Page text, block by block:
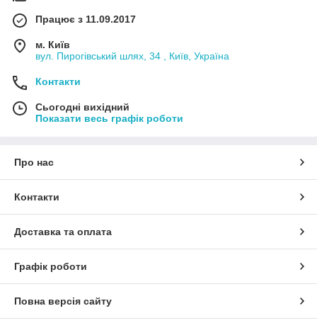
Працює з 11.09.2017
м. Київ
вул. Пирогівський шлях, 34 , Київ, Україна
Контакти
Сьогодні вихідний
Показати весь графік роботи
Про нас
Контакти
Доставка та оплата
Графік роботи
Повна версія сайту